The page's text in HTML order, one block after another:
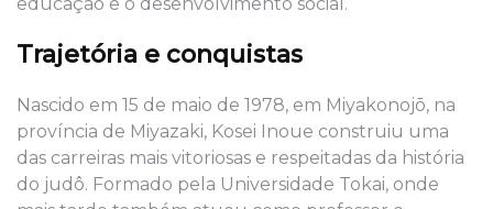
Trajetória e conquistas
Nascido em 15 de maio de 1978, em Miyakonojō, na
província de Miyazaki, Kosei Inoue construiu uma
das carreiras mais vitoriosas e respeitadas da história
do judô. Formado pela Universidade Tokai, onde